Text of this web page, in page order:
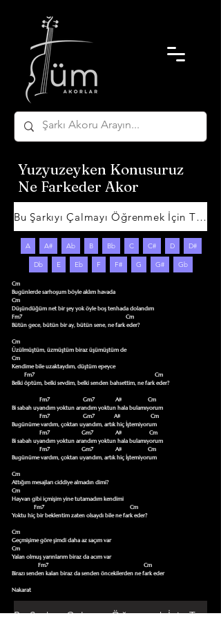
Yuzyuzeyken Konusuruz
Ne Farkeder Akor
Bu Şarkıyı Çalmayı Öğrenmek İçin Tıklayın
A A# Ab B Bb C C# D D#
Db E Eb F F# G G# Gb
Cm
Bugünlerde sarhoşum böyle aklım havada
Cm
Düşündüğüm net bir şey yok öyle boş tenhada dolandım
Fm7                                                                           Cm
Bütün gece, bütün bir ay, bütün sene, ne fark eder?
Cm
Üzülmüştüm, üzmüştüm biraz üşümüştüm de
Cm
Kendime bile uzaktaydım, düştüm epeyce
Belki öptüm, belki sevdim, belki senden bahsettim, ne fark eder?
Bi sabah uyandım yoktun arandım yoktun hala bulamıyorum
Bugünüme vardım, çoktan uyandım, artık hiç İştemiyorum
Bi sabah uyandım yoktun arandım yoktun hala bulamıyorum
Bugünüme vardım, çoktan uyandım, artık hiç İştemiyorum
Cm
Attığım mesajları ciddiye almadın dimi?
Cm
Hayvan gibi içmişim yine tutamadım kendimi
Yoktu hiç bir beklentim zaten olsaydı bile ne fark eder?
Cm
Geçmişime göre şimdi daha az saçım var
Cm
Yalan olmuş yarınlarım biraz da acım var
Birazı senden kalan biraz da senden öncekilerden ne fark eder
Nakarat
Bu Şarkıyı Çalmayı Öğrenmek İçin Tıklayın